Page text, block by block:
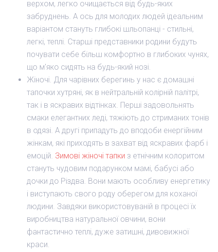
верхом, легко очищається від будь-яких
забруднень. А ось для молодих людей ідеальним
варіантом стануть глибокі шльопанці - стильні,
легкі, теплі. Старші представники родини будуть
почувати себе більш комфортно в глибоких чунях,
що м'яко сидять на будь-який нозі.
Жіночі. Для чарівних берегинь у нас є домашні
тапочки хутряні, як в нейтральній колірній палітрі,
так і в яскравих відтінках. Перші задовольнять
смаки елегантних леді, тяжіють до стриманих тонів
в одязі. А другі припадуть до вподоби енергійним
жінкам, які приходять в захват від яскравих фарб і
емоцій. Зимові жіночі тапки з етнічним колоритом
стануть чудовим подарунком мамі, бабусі або
дочки до Різдва. Вони мають особливу енергетику
і виступають свого роду оберегом для коханої
людини. Завдяки використовуваній в процесі їх
виробництва натуральної овчини, вони
фантастично теплі, дуже затишні, дивовижної
краси.